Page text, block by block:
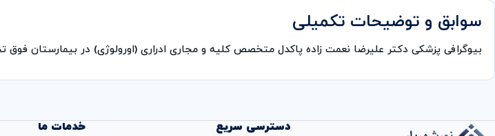
سوابق و توضیحات تکمیلی
بیوگرافی پزشکی دکتر علیرضا نعمت زاده پاکدل متخصص کلیه و مجاری ادراری (اورولوژی) در بیمارستان
دسترسی سریع خدمات ما